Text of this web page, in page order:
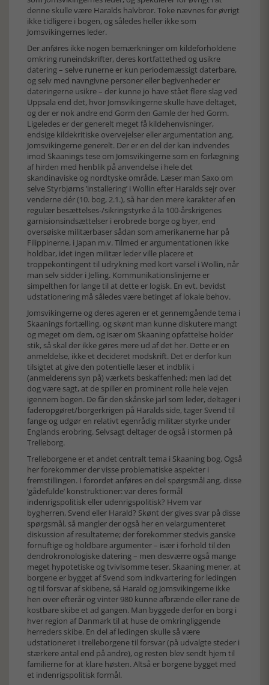
denne skulle være Haralds halvbror. Toke nævnes for øvrigt
ikke tidligere i bogen, og således heller ikke som
Jomsvikingernes leder.
Der anføres ikke nogen bemærkninger om kildeforholdene
omkring runeindskrifter, deres kortfattethed og usikre
datering – selve runerne er kun periodemæssigt daterbare,
og selv med navngivne personer eller begivenheder er
dateringerne usikre – der kunne jo have stået flere slag ved
Uppsala end det, hvor Jomsvikingerne skulle have deltaget,
og der er nok andre end Gorm den Gamle der hed Gorm.
Ligeledes er der generelt meget få kildehenvisninger,
endsige kildekritiske overvejelser eller argumentation ang.
Jomsvikingerne generelt. Der er en del der kan indvendes
imod Skaanings tese om Jomsvikingerne som en forlægning
af hirden med henblik på anvendelse i hele det
skandinaviske og nordtyske område. Læser man Saxo om
selve Styrbjørns ’installering’ i Wollin efter Haralds sejr over
venderne dér (10. bog, 2.1.), så har den mere karakter af en
regulær besættelses-/sikringstyrke á la 100-årskrigenes
garnisionsindsættelser i erobrede borge og byer, end
oversøiske militærbaser sådan som amerikanerne har på
Filippinerne, i Japan m.v. Tilmed er argumentationen ikke
holdbar, idet ingen militær leder ville placere et
troppekontingent til udrykning med kort varsel i Wollin, når
man selv sidder i Jelling. Kommunikationslinjerne er
simpelthen for lange til at dette er logisk. En evt. bevidst
udstationering må således være betinget af lokale behov.
Jomsvikingerne og deres ageren er et gennemgående tema i
Skaanings fortælling, og skønt man kunne diskutere mangt
og meget om dem, og især om Skaaning opfattelse holder
stik, så skal der ikke gøres mere ud af det her. Dette er en
anmeldelse, ikke et decideret modskrift. Det er derfor kun
tilsigtet at give den potentielle læser et indblik i
(anmelderens syn på) værkets beskaffenhed; men lad det
dog være sagt, at de spiller en prominent rolle hele vejen
igennem bogen. De får den skånske jarl som leder, deltager i
faderopgøret/borgerkrigen på Haralds side, tager Svend til
fange og udgør en relativt egenrådig militær styrke under
Englands erobring. Selvsagt deltager de også i stormen på
Trelleborg.
Trelleborgene er et andet centralt tema i Skaaning bog. Også
her forekommer der visse problematiske aspekter i
fremstillingen. I forordet anføres en del spørgsmål ang. disse
’gådefulde’ konstruktioner: var deres formål
indenrigspolitisk eller udenrigspolitisk? Hvem var
bygherren, Svend eller Harald? Skønt der gives svar på disse
spørgsmål, så mangler der også her en velargumenteret
diskussion af resultaterne; der forekommer stedvis ganske
fornuftige og holdbare argumenter – især i forhold til den
dendrokronologiske datering – men desværre også mange
meget hypotetiske og tvivlsomme teser. Skaaning mener, at
borgene er bygget af Svend som indkvartering for ledingen
og til forsvar af skibene, så Harald og Jomsvikingerne ikke
hen over efterår og vinter 980 kunne afbrænde eller rane de
kostbare skibe et ad gangen. Man byggede derfor en borg i
hver region af Danmark til at huse de omkringliggende
herreders skibe. En del af ledingen skulle så være
udstationeret i trelleborgene til forsvar (på udvalgte steder i
stærkere antal end på andre), og resten blev sendt hjem til
familierne for at klare høsten. Altså er borgene bygget med
et indenrigspolitisk formål.